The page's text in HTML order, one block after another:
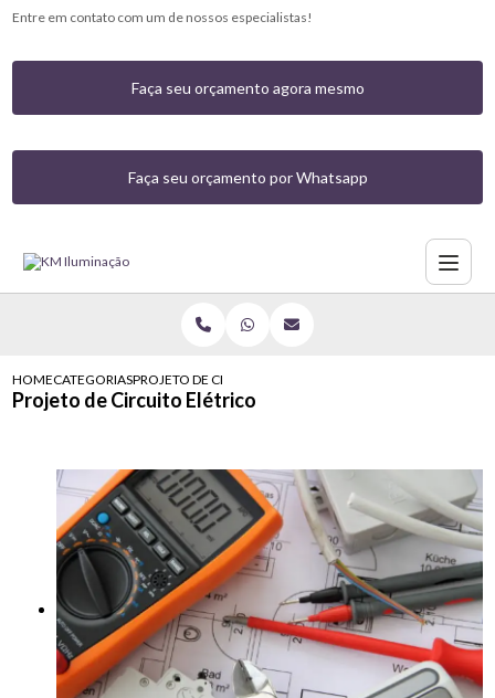
Entre em contato com um de nossos especialistas!
Faça seu orçamento agora mesmo
Faça seu orçamento por Whatsapp
HOMECATEGORIASPROJETO DE CIRCUITO ELETRICO
Projeto de Circuito Elétrico